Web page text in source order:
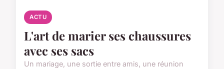
ACTU
L'art de marier ses chaussures
avec ses sacs
Un mariage, une sortie entre amis, une réunion